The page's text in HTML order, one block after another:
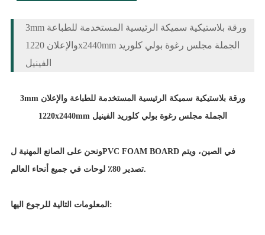
3mm ورقة بلاستيكية سميكة الرئيسية المستخدمة للطباعة
والإعلان 1220x2440mm الجملة مجلس رغوة بولي كلوريد
الفينيل
3mm ورقة بلاستيكية سميكة الرئيسية المستخدمة للطباعة والإعلان
1220x2440mm الجملة مجلس رغوة بولي كلوريد الفينيل
ونحن على الصانع المهنية لPVC FOAM BOARD في الصين، ويتم
تصدير 80٪ لوحات في جميع أنحاء العالم.
المعلومات التالية للرجوع اليها: